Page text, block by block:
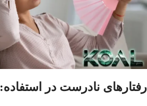
رفتارهای نادرست در استفاده: